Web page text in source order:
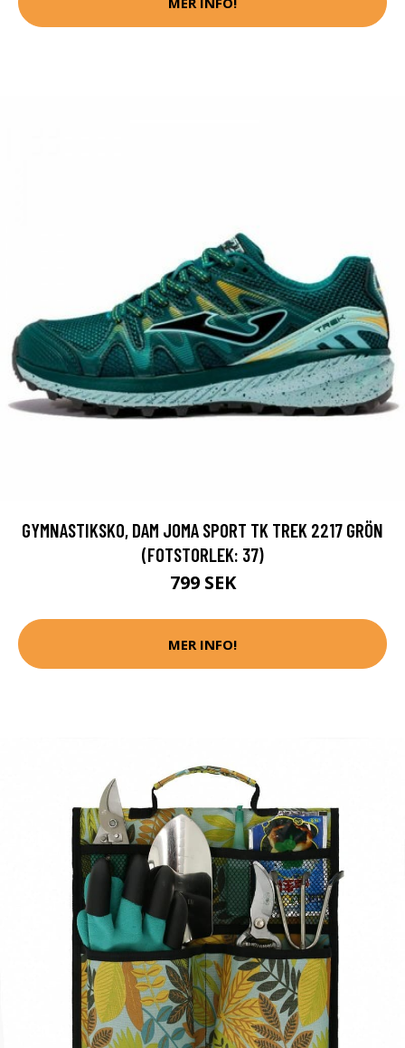
GYMNASTIKSKO, DAM JOMA SPORT TK TREK 2217 GRÖN
(FOTSTORLEK: 37)
799 SEK
MER INFO!